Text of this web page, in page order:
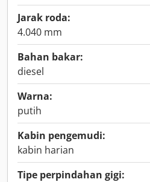
Jarak roda:
4.040 mm
Bahan bakar:
diesel
Warna:
putih
Kabin pengemudi:
kabin harian
Tipe perpindahan gigi: